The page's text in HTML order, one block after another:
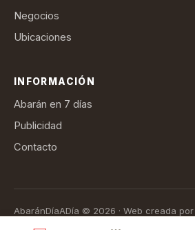
Negocios
Ubicaciones
INFORMACIÓN
Abarán en 7 días
Publicidad
Contacto
AbaránDíaADía © 2026 · Web creada